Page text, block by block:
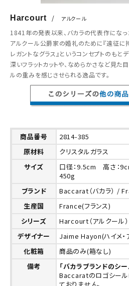
Harcourt / アルクール
1841年の発表以来、バカラの代表作にな
アルクール公爵家の婚礼のために『遠征に
レガントなグラス』というコンセプトのもと
深いフラットカットや、なめらかさなど見た
ルの重みを感じさせられる逸品です。
商品番号
2814-385
原材料
クリスタルガラス
サイズ
口径：9.5cm 高さ：
450g
ブランド
Baccarat（バカラ） /
生産国
France(フランス)
シリーズ
Harcourt（アルクール）
デザイナー
Jaime Hayon(ハイメ・
化粧箱
商品のみ(箱なし)
備考
「バカラブランドのシー
Baccaratのロゴシー